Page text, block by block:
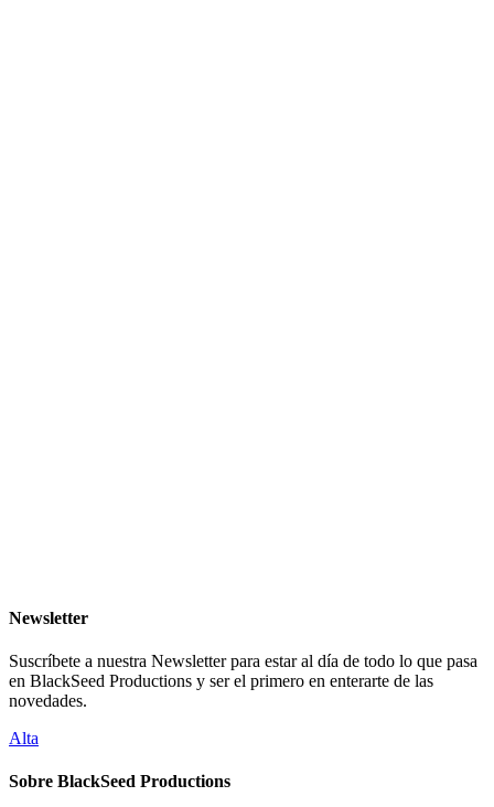
Newsletter
Suscríbete a nuestra Newsletter para estar al día de todo lo que pasa
en BlackSeed Productions y ser el primero en enterarte de las
novedades.
Alta
Sobre BlackSeed Productions